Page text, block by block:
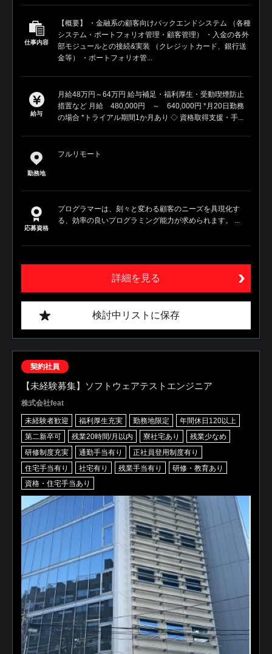
仕事内容
【概要】 ・金融系の顧客向けバックエンドシステム （各種
システム・ポートフォリオ管理・顧客管理） ・入金の各外
部モジュールとの接続&実装 （クレジットカード、銀行送
金等） ・ポートフォリオ管...
給与
月給48万円～64万円 給与補足・福利厚生・受動喫煙防止
措置など 月給 480,000円 ～ 640,000円 *月20日勤務
の場合 *トライアル期間1か月あり ◇ 資格取得支援・手...
勤務地
フルリモート
応募資格
プログラマーは、刻々と変わる顧客のニーズを具現化す
る、効率の良いプログラミング能力が求められます。 ...
詳細を見る
検討中リストに保存
契約社員
【未経験募集】ソフトウェアテストエンジニア
株式会社feat
未経験者歓迎 福利厚生充実 勤務地限定
年間休日120以上
第二新卒可
残業20時間/月以内 寮社宅あり
残業少なめ
研修制度充実
通勤手当有り
正社員登用制度有り
住宅手当有り
社宅有り 残業手当有り
研修・教育あり
資格・住宅手当あり